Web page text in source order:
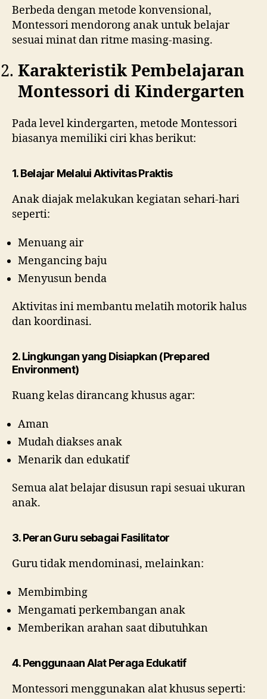
Berbeda dengan metode konvensional,
Montessori mendorong anak untuk belajar
sesuai minat dan ritme masing-masing.
Karakteristik Pembelajaran
Montessori di Kindergarten
Pada level kindergarten, metode Montessori
biasanya memiliki ciri khas berikut:
1. Belajar Melalui Aktivitas Praktis
Anak diajak melakukan kegiatan sehari-hari
seperti:
Menuang air
Mengancing baju
Menyusun benda
Aktivitas ini membantu melatih motorik halus
dan koordinasi.
2. Lingkungan yang Disiapkan (Prepared
Environment)
Ruang kelas dirancang khusus agar:
Aman
Mudah diakses anak
Menarik dan edukatif
Semua alat belajar disusun rapi sesuai ukuran
anak.
3. Peran Guru sebagai Fasilitator
Guru tidak mendominasi, melainkan:
Membimbing
Mengamati perkembangan anak
Memberikan arahan saat dibutuhkan
4. Penggunaan Alat Peraga Edukatif
Montessori menggunakan alat khusus seperti: